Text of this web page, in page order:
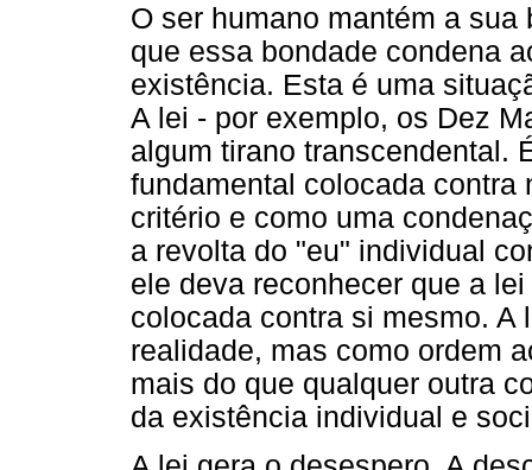
O ser humano mantém a
que essa bondade condena
existência. Esta é uma
A lei - por exemplo, os Dez
algum tirano transcendental.
fundamental colocada contra
critério e como uma
a revolta do "eu" individual
ele deva reconhecer que a
colocada contra si mesmo. A
realidade, mas como ordem
mais do que qualquer outra
da existência individual e